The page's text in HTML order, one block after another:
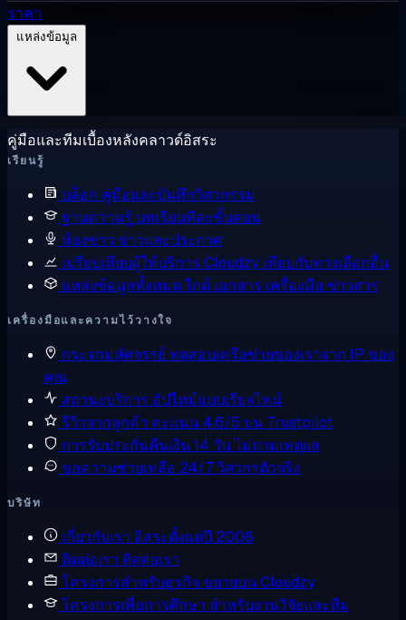
ราคา
คู่มือและทีมเบื้องหลังคลาวด์อิสระ
เรียนรู้
บล็อก คู่มือและบันทึกวิศวกรรม
ฐานความรู้ บทเรียนทีละขั้นตอน
ห้องข่าว ข่าวและประกาศ
เปรียบเทียบผู้ให้บริการ Cloudzy เทียบกับทางเลือกอื่น
แหล่งข้อมูลทั้งหมดไกด์ เอกสาร เครื่องมือ ข่าวสาร
เครื่องมือและความไว้วางใจ
กระจกมหัศจรรย์ ทดสอบเครือข่ายของเราจาก IP ของ
คุณ
สถานะบริการ อัปไทม์แบบเรียลไทม์
รีวิวจากลูกค้า คะแนน 4.6/5 บน Trustpilot
การรับประกันคืนเงิน14 วัน ไม่ถามเหตุผล
ขอความช่วยเหลือ 24/7 วิศวกรตัวจริง
บริษัท
เกี่ยวกับเรา อิสระตั้งแต่ปี 2008
ติดต่อเรา ติดต่อเรา
โครงการสำหรับธุรกิจ ขยายบน Cloudzy
โครงการเพื่อการศึกษา สำหรับงานวิจัยและทีม